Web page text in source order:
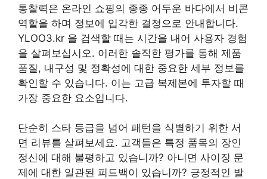
통찰력은 온라인 쇼핑의 종종 어두운 바다에서 비콘
역할을 하며 정보에 입각한 결정으로 안내합니다.
YLOO3.kr 을 검색할 때는 시간을 내어 사용자 경험
을 살펴보십시오. 이러한 솔직한 평가를 통해 제품
품질, 내구성 및 정확성에 대한 중요한 세부 정보를
확인할 수 있습니다. 이는 고급 복제본에 투자할 때
가장 중요한 요소입니다.
단순히 스타 등급을 넘어 패턴을 식별하기 위한 서
면 리뷰를 살펴보세요. 고객들은 특정 품목의 장인
정신에 대해 불평하고 있습니까? 아니면 사이징 문
제에 대한 일관된 피드백이 있습니까? 긍정적인 발